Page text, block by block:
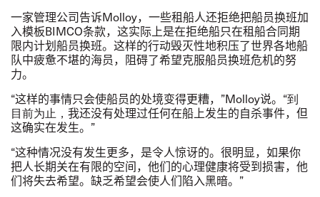
一家管理公司告诉Molloy，一些租船人还拒绝把船员换班加
入模板BIMCO条款，这实际上是在拒绝船只在租船合同期
限内计划船员换班。这样的行动毁灭性地积压了世界各地船
队中疲惫不堪的海员，阻碍了希望克服船员换班危机的努
力。
“这样的事情只会使船员的处境变得更糟， ”Molloy说。 “到
目前为止， 我还没有处理过任何在船上发生的自杀事件，但
这确实在发生。 ”
“这种情况没有发生更多，是令人惊讶的。很明显，如果你
把人长期关在有限的空间，他们的心理健康将受到损害，他
们将失去希望。缺乏希望会使人们陷入黑暗。 ”